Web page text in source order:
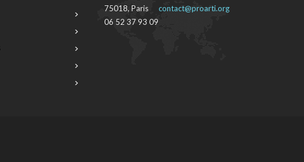
75018, Paris
06 52 37 93 09
contact@proarti.org